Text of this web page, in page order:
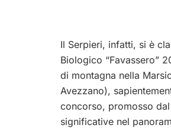
Il Serpieri, infatti, si è
Biologico “Favassero”
di montagna nella
Avezzano),
concorso, promosso
significative nel